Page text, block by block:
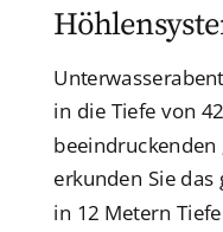
in die Tiefe von
beeindruckenden
erkunden Sie das
in 12 Metern